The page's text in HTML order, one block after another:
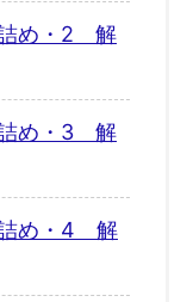
め・2 解
め・3 解
め・4 解